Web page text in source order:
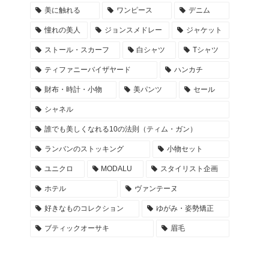
美に触れる ワンピース デニム
憧れの美人 ジョンスメドレー ジャケット
ストール・スカーフ 白シャツ Tシャツ
ティファニーバイザヤード ハンカチ
財布・時計・小物 美パンツ セール
シャネル
誰でも美しくなれる10の法則（ティム・ガン）
ランバンのストッキング 小物セット
ユニクロ MODALU スタイリスト企画
ホテル ヴァンテーヌ
好きなものコレクション ゆがみ・姿勢矯正
ブティックオーサキ 眉毛